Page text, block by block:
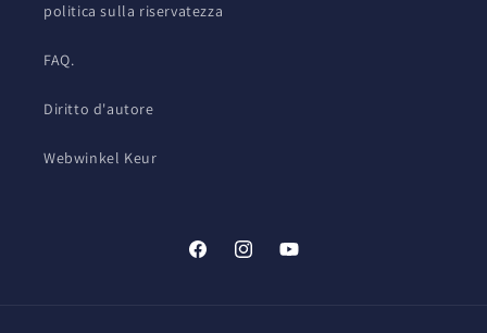
politica sulla riservatezza
FAQ.
Diritto d'autore
Webwinkel Keur
FacebookInstagramYouTube